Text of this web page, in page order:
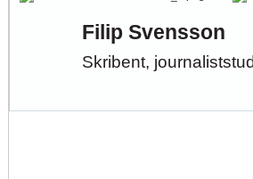
Filip Svensson
Skribent,